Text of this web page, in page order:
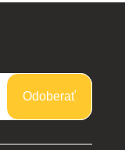
Odoberať